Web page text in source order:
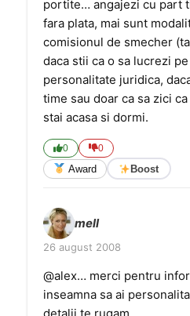
portite… angajezi cu part
fara plata, mai sunt
comisionul de smecher
daca stii ca o sa lucrezi
personalitate juridica,
time sau doar ca sa zici
stai acasa si dormi.
0 0
Award Boost
mell
26 august 2008
@alex… merci pentru
inseamna sa ai